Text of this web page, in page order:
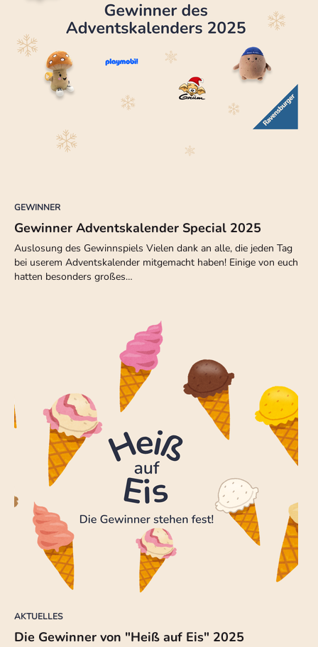
GEWINNER
Gewinner Adventskalender Special 2025
Auslosung des Gewinnspiels Vielen dank an alle, die jeden Tag
bei userem Adventskalender mitgemacht haben! Einige von euch
hatten besonders großes…
AKTUELLES
Die Gewinner von "Heiß auf Eis" 2025